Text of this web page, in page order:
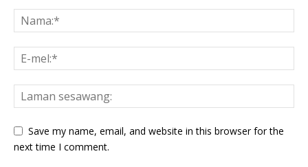
Save my name, email, and website in this browser for the
next time I comment.